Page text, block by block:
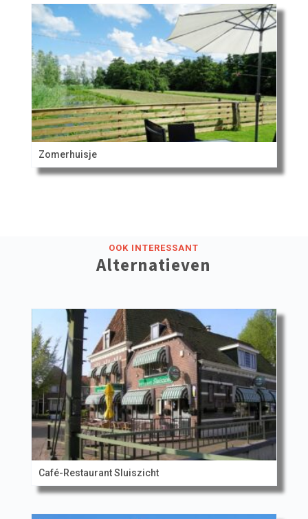
Zomerhuisje
OOK INTERESSANT
Alternatieven
Café-Restaurant Sluiszicht